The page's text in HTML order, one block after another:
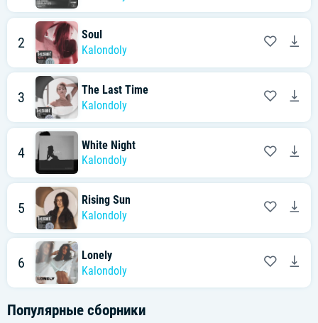
2
Soul
Kalondoly
3
The Last Time
Kalondoly
4
White Night
Kalondoly
5
Rising Sun
Kalondoly
6
Lonely
Kalondoly
Популярные сборники